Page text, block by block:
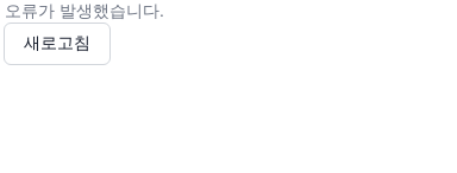
오류가 발생했습니다.
새로고침